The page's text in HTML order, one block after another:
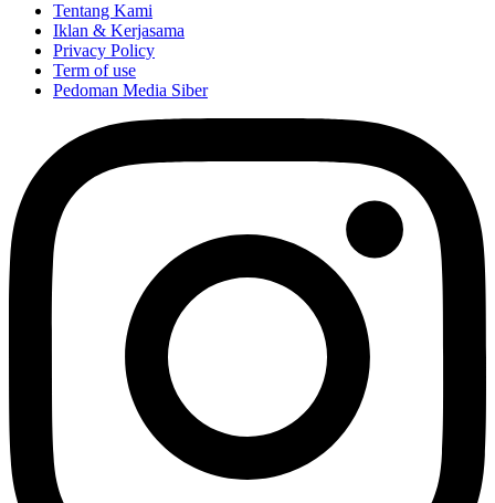
Tentang Kami
Iklan & Kerjasama
Privacy Policy
Term of use
Pedoman Media Siber